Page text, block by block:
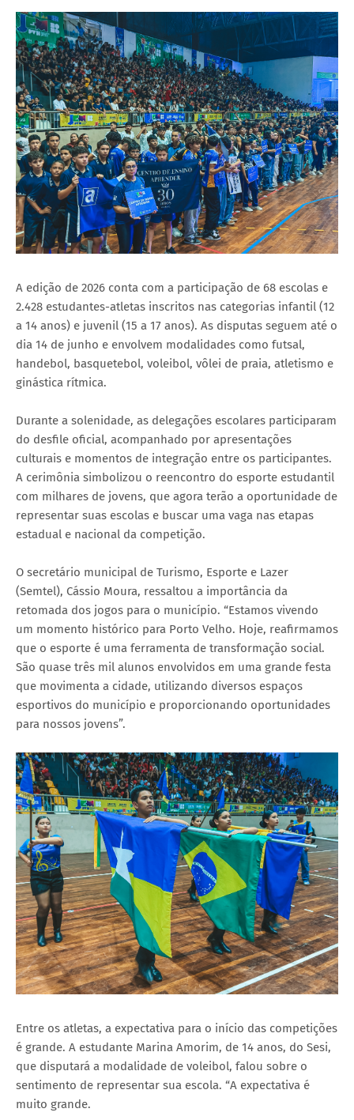
A edição de 2026 conta com a participação de 68 escolas e
2.428 estudantes-atletas inscritos nas categorias infantil (12
a 14 anos) e juvenil (15 a 17 anos). As disputas seguem até o
dia 14 de junho e envolvem modalidades como futsal,
handebol, basquetebol, voleibol, vôlei de praia, atletismo e
ginástica rítmica.
Durante a solenidade, as delegações escolares participaram
do desfile oficial, acompanhado por apresentações
culturais e momentos de integração entre os participantes.
A cerimônia simbolizou o reencontro do esporte estudantil
com milhares de jovens, que agora terão a oportunidade de
representar suas escolas e buscar uma vaga nas etapas
estadual e nacional da competição.
O secretário municipal de Turismo, Esporte e Lazer
(Semtel), Cássio Moura, ressaltou a importância da
retomada dos jogos para o município. “Estamos vivendo
um momento histórico para Porto Velho. Hoje, reafirmamos
que o esporte é uma ferramenta de transformação social.
São quase três mil alunos envolvidos em uma grande festa
que movimenta a cidade, utilizando diversos espaços
esportivos do município e proporcionando oportunidades
para nossos jovens”.
Entre os atletas, a expectativa para o início das competições
é grande. A estudante Marina Amorim, de 14 anos, do Sesi,
que disputará a modalidade de voleibol, falou sobre o
sentimento de representar sua escola. “A expectativa é
muito grande.